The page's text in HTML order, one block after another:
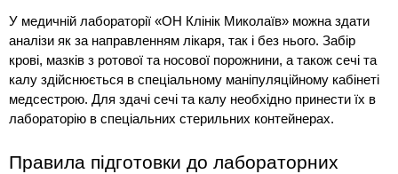
У медичній лабораторії «ОН Клінік Миколаїв» можна здати
аналізи як за направленням лікаря, так і без нього. Забір
крові, мазків з ротової та носової порожнини, а також сечі та
калу здійснюється в спеціальному маніпуляційному кабінеті
медсестрою. Для здачі сечі та калу необхідно принести їх в
лабораторію в спеціальних стерильних контейнерах.
Правила підготовки до лабораторних